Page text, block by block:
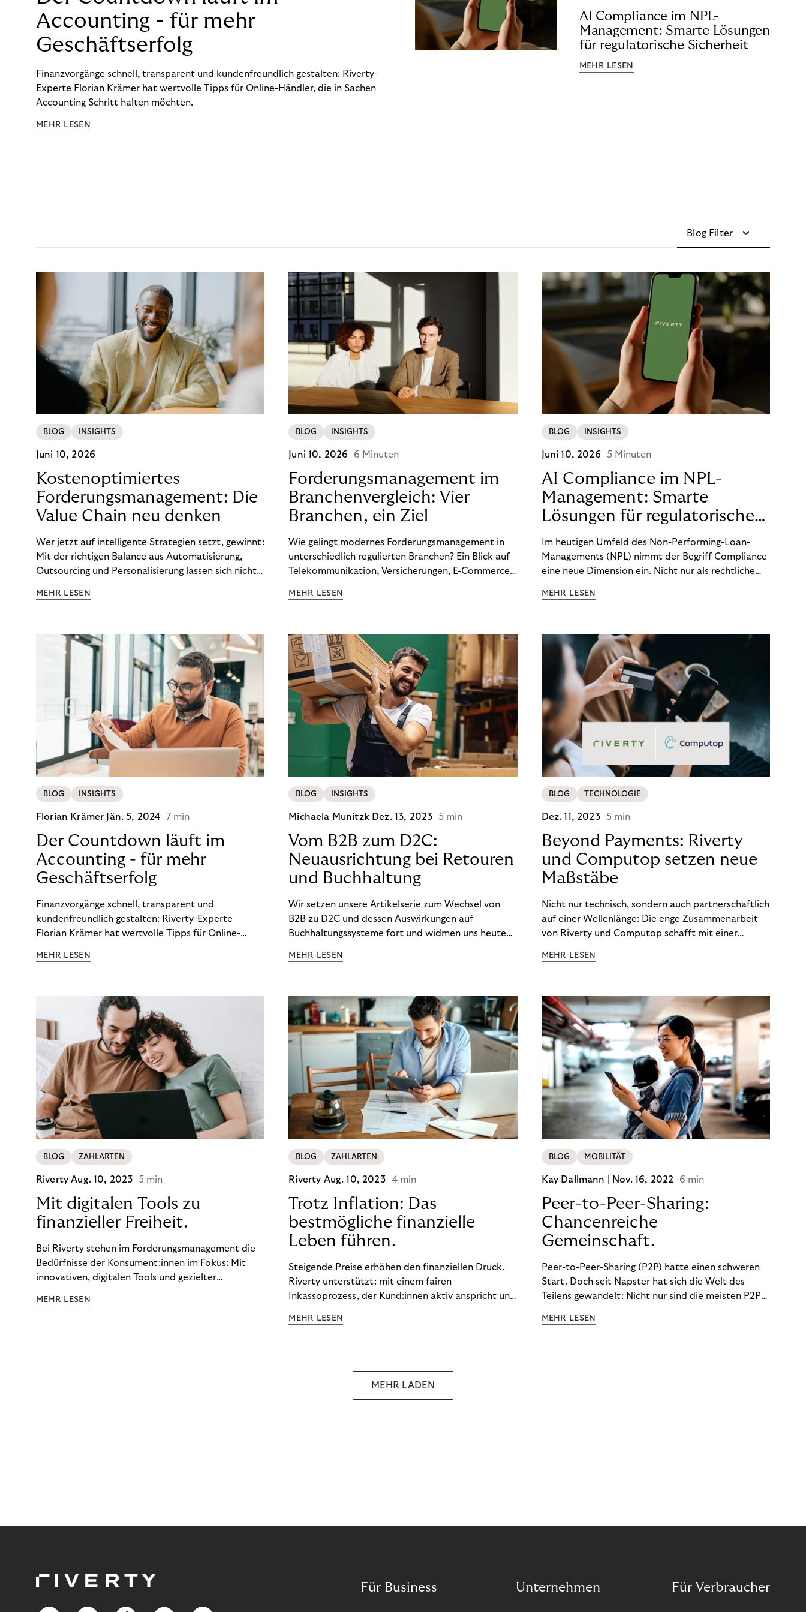
Accounting - für mehr
Geschäftserfolg
Finanzvorgänge schnell, transparent und kundenfreundlich gestalten: Riverty-
Experte Florian Krämer hat wertvolle Tipps für Online-Händler, die in Sachen
Accounting Schritt halten möchten.
MEHR LESEN
AI Compliance im NPL-
Management: Smarte Lösungen
für regulatorische Sicherheit
MEHR LESEN
Blog Filter
BLOG INSIGHTS
Juni 10, 2026
Kostenoptimiertes
Forderungsmanagement: Die
Value Chain neu denken
Wer jetzt auf intelligente Strategien setzt, gewinnt:
Mit der richtigen Balance aus Automatisierung,
Outsourcing und Personalisierung lassen sich nicht
Ergebnisse sichern. Riverty zeigt, wie Recovery-
MEHR LESEN
BLOG INSIGHTS
Juni 10, 2026 6 Minuten
Forderungsmanagement im
Branchenvergleich: Vier
Branchen, ein Ziel
Wie gelingt modernes Forderungsmanagement in
unterschiedlich regulierten Branchen? Ein Blick auf
Telekommunikation, Versicherungen, E-Commerce
wirksam reduzieren will, braucht keine
MEHR LESEN
BLOG INSIGHTS
Juni 10, 2026 5 Minuten
AI Compliance im NPL-
Management: Smarte
Lösungen für regulatorische
Sicherheit
Im heutigen Umfeld des Non-Performing-Loan-
Managements (NPL) nimmt der Begriff Compliance
eine neue Dimension ein. Nicht nur als rechtliche
Wettbewerbsvorteil. In einem Umfeld steigender
(DSGVO) – geraten viele Unternehmen an die
Grenzen traditioneller Compliance-Mechanismen.
MEHR LESEN
BLOG INSIGHTS
Florian Krämer Jän. 5, 2024 7 min
Der Countdown läuft im
Accounting - für mehr
Geschäftserfolg
Finanzvorgänge schnell, transparent und
kundenfreundlich gestalten: Riverty-Experte
Florian Krämer hat wertvolle Tipps für Online-
möchten.
MEHR LESEN
BLOG INSIGHTS
Michaela Munitzk Dez. 13, 2023 5 min
Vom B2B zum D2C:
Neuausrichtung bei Retouren
und Buchhaltung
Wir setzen unsere Artikelserie zum Wechsel von
B2B zu D2C und dessen Auswirkungen auf
Buchhaltungssysteme fort und widmen uns heute
im D2C-Bereich.
MEHR LESEN
BLOG TECHNOLOGIE
Dez. 11, 2023 5 min
Beyond Payments: Riverty
und Computop setzen neue
Maßstäbe
Nicht nur technisch, sondern auch partnerschaftlich
auf einer Wellenlänge: Die enge Zusammenarbeit
von Riverty und Computop schafft mit einer
Zahlungsabwicklung echte Mehrwerte für Händler.
MEHR LESEN
BLOG ZAHLARTEN
RivertyAug. 10, 2023 5 min
Mit digitalen Tools zu
finanzieller Freiheit.
Bei Riverty stehen im Forderungsmanagement die
Bedürfnisse der Konsument:innen im Fokus: Mit
innovativen, digitalen Tools und gezielter
ein Leben in finanzieller Freiheit zu führen. So
MEHR LESEN
BLOG ZAHLARTEN
Riverty Aug. 10, 2023 4 min
Trotz Inflation: Das
bestmögliche finanzielle
Leben führen.
Steigende Preise erhöhen den finanziellen Druck.
Riverty unterstützt: mit einem fairen
Inkassoprozess, der Kund:innen aktiv anspricht und
Finanzbildung ermöglicht. So bleiben Menschen
MEHR LESEN
BLOG MOBILITÄT
Kay Dallmann | Nov. 16, 2022 6 min
Peer-to-Peer-Sharing:
Chancenreiche
Gemeinschaft.
Peer-to-Peer-Sharing (P2P) hatte einen schweren
Start. Doch seit Napster hat sich die Welt des
Teilens gewandelt: Nicht nur sind die meisten P2P-
wird, hat sich geändert. Das bietet Unternehmen
MEHR LESEN
MEHR LADEN
Für Business Unternehmen Für Verbraucher